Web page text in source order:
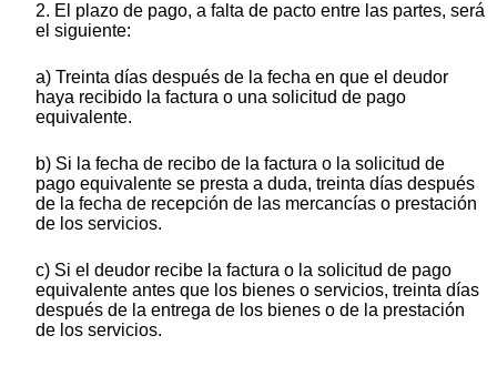
2. El plazo de pago, a falta de pacto entre las partes, será
el siguiente:
a) Treinta días después de la fecha en que el deudor
haya recibido la factura o una solicitud de pago
equivalente.
b) Si la fecha de recibo de la factura o la solicitud de
pago equivalente se presta a duda, treinta días después
de la fecha de recepción de las mercancías o prestación
de los servicios.
c) Si el deudor recibe la factura o la solicitud de pago
equivalente antes que los bienes o servicios, treinta días
después de la entrega de los bienes o de la prestación
de los servicios.